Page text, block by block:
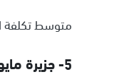
متوسط تكلفة الإقامة هو 336.87
5- جزيرة مايوركا